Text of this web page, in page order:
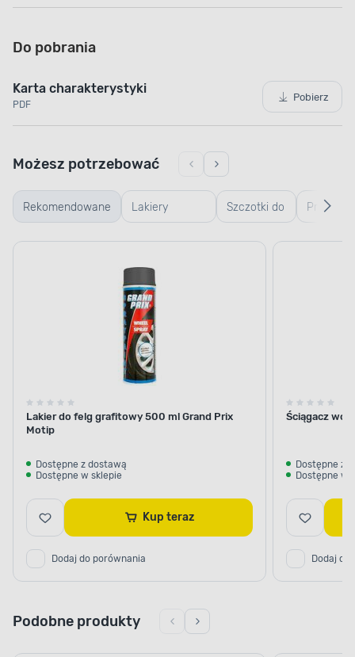
Do pobrania
Karta charakterystyki
PDF
Pobierz
Rekomendowane Lakiery
samochodowe
Szczotki do
mycia do
Możesz potrzebować
Lakier do felg grafitowy 500 ml Grand Prix
Motip
Dostępne z dostawą
Dostępne w sklepie
Kup teraz
Dodaj do porównania
Ściągacz
Dostępne z
Dostępne w
Dodaj do
Podobne produkty